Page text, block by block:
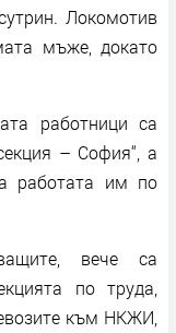
Локомотив
мъже, докато
работници са
– София“, а
работата им по
вече са
по труда,
към НКЖИ,